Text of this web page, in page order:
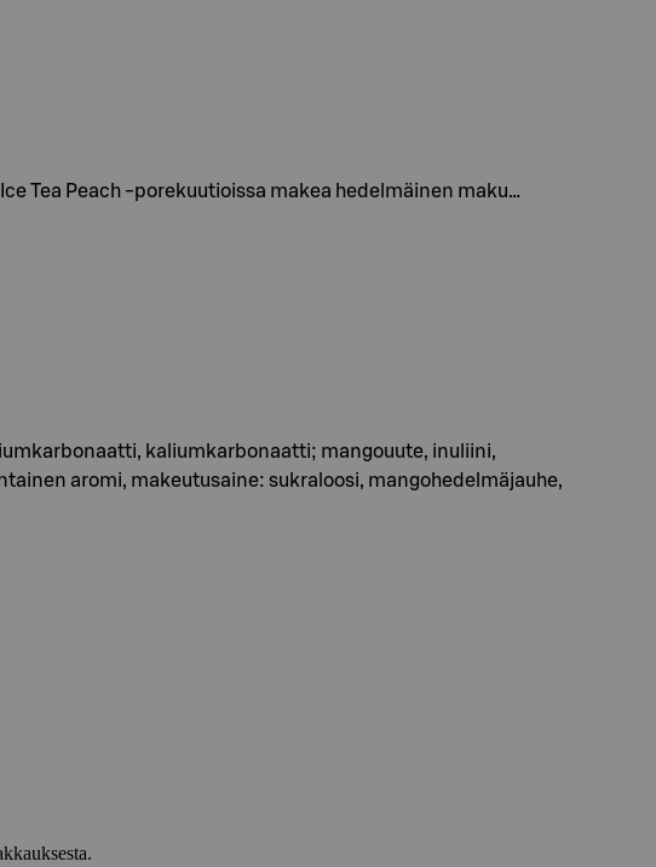
Tea Peach -porekuutioissa makea hedelmäinen maku…
kaliumkarbonaatti; mangouute, inuliini,
aromi, makeutusaine: sukraloosi, mangohedelmäjauhe,